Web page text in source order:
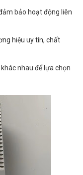
bảo hoạt động liên
hiệu uy tín, chất
nhau để lựa chọn